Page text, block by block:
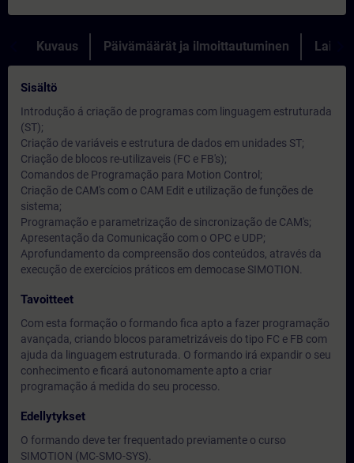
Kuvaus Päivämäärät ja ilmoittautuminen
Sisältö
Introdução á criação de programas com linguagem estruturada
(ST);
Criação de variáveis e estrutura de dados em unidades ST;
Criação de blocos re-utilizaveis (FC e FB's);
Comandos de Programação para Motion Control;
Criação de CAM's com o CAM Edit e utilização de funções de
sistema;
Programação e parametrização de sincronização de CAM's;
Apresentação da Comunicação com o OPC e UDP;
Aprofundamento da compreensão dos conteúdos, através da
execução de exercícios práticos em democase SIMOTION.
Tavoitteet
Com esta formação o formando fica apto a fazer programação
avançada, criando blocos parametrizáveis do tipo FC e FB com
ajuda da linguagem estruturada. O formando irá expandir o seu
conhecimento e ficará autonomamente apto a criar
programação á medida do seu processo.
Edellytykset
O formando deve ter frequentado previamente o curso
SIMOTION (MC-SMO-SYS).